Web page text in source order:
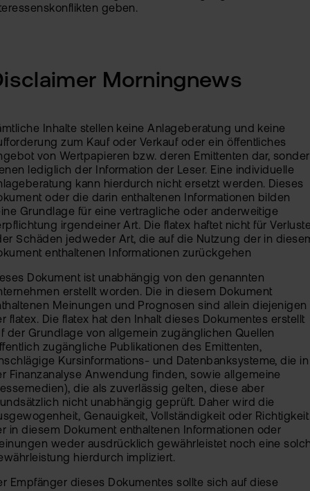
geben.
Morningnews
Inhalte stellen keine Anlageberatung und keine
zum Kauf oder Verkauf oder ein öffentliches
von Wertpapieren bzw. deren Emittenten dar,
lediglich der Information der Leser. Eine individuelle
kann hierdurch nicht ersetzt werden. Dieses
oder die darin enthaltenen Informationen bilden
Grundlage für eine vertragliche oder anderweitige
irgendeiner Art. Die flatex haftet nicht für
Schäden jedweder Art, die auf die Nutzung der in
enthaltenen Informationen zurückgehen
Dokument ist unabhängig von den genannten
erstellt worden. Die in diesem Dokument
Meinungen und Prognosen sind allein diejenigen
flatex. Die flatex hat den Inhalt dieses Dokumentes erstellt
der Grundlage von allgemein zugänglichen Quellen
zugängliche Publikationen des Emittenten,
Kursinformations- und Datenbanksysteme, die in
Finanzanalyse Anwendung finden, sowie allgemeine
die als zuverlässig gelten, diese aber
nicht unabhängig geprüft. Daher wird die
Genauigkeit, Vollständigkeit oder Richtigkeit
in diesem Dokument enthaltenen Informationen oder
weder ausdrücklich gewährleistet noch eine
hierdurch impliziert.
Empfänger dieses Dokumentes sollte sich auf diese